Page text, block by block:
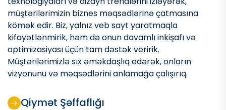
müştərilərimizin biznes məqsədlərinə çatmasına
kömək edir. Biz, yalnız veb sayt yaratmaqla
kifayətlənmirik, həm də onun davamlı inkişafı və
optimizasiyası üçün tam dəstək veririk.
Müştərilərimizlə sıx əməkdaşlıq edərək, onların
vizyonunu və məqsədlərini anlamağa çalışırıq.
Qiymət Şəffaflığı